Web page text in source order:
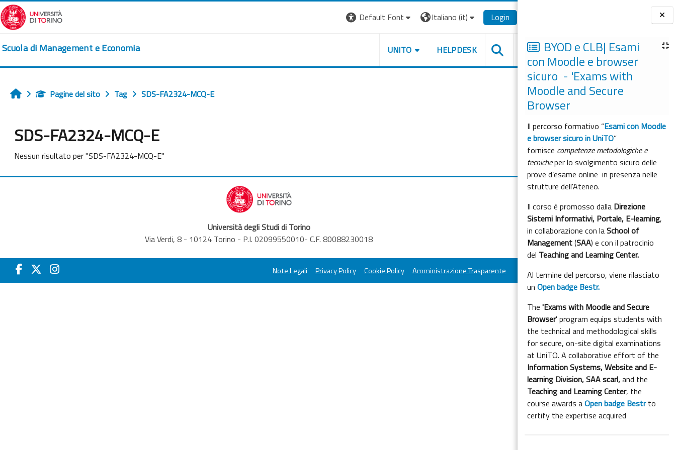
Vai al contenuto principale
Blocchi
BYOD e CLB| Esami
con Moodle e browser
sicuro - 'Exams with
Moodle and Secure
Browser
Il percorso formativo “Esami con Moodle
e browser sicuro in UniTO”
fornisce competenze metodologiche e
tecnicheper lo svolgimento sicuro delle
prove d’esame online in presenza nelle
strutture dell'Ateneo.
Il corso è promosso dalla Direzione
Sistemi Informativi, Portale, E-learning,
in collaborazione con laSchool of
Management(SAA) e con il patrocinio
del Teaching and Learning Center.
Al termine del percorso, viene rilasciato
unOpen badge Bestr.
The'Exams with Moodle and Secure
Browser' program equips students with
the technical and methodological skills
for secure, on-site digital examinations
at UniTO. A collaborative effort of the
Information Systems, Website and E-
learning Division,SAA scarl,and the
Teaching and Learning Center, the
course awards aOpen badge Bestrto
certify the expertise acquired
Default Font Italiano ‎(it)‎ Login
Scuola di Management e Economia UNITO HELPDESK
HomePagine del sito Tag SDS-FA2324-MCQ-E
SDS-FA2324-MCQ-E
Nessun risultato per "SDS-FA2324-MCQ-E"
Università degli Studi di Torino
Via Verdi, 8 - 10124 Torino - P.I. 02099550010- C.F. 80088230018
Note Legali Privacy Policy Cookie Policy Amministrazione Trasparente